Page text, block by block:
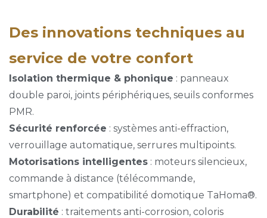
Des innovations techniques au
service de votre confort
Isolation thermique & phonique : panneaux
double paroi, joints périphériques, seuils conformes
PMR.
Sécurité renforcée : systèmes anti-effraction,
verrouillage automatique, serrures multipoints.
Motorisations intelligentes : moteurs silencieux,
commande à distance (télécommande,
smartphone) et compatibilité domotique TaHoma®.
Durabilité : traitements anti-corrosion, coloris